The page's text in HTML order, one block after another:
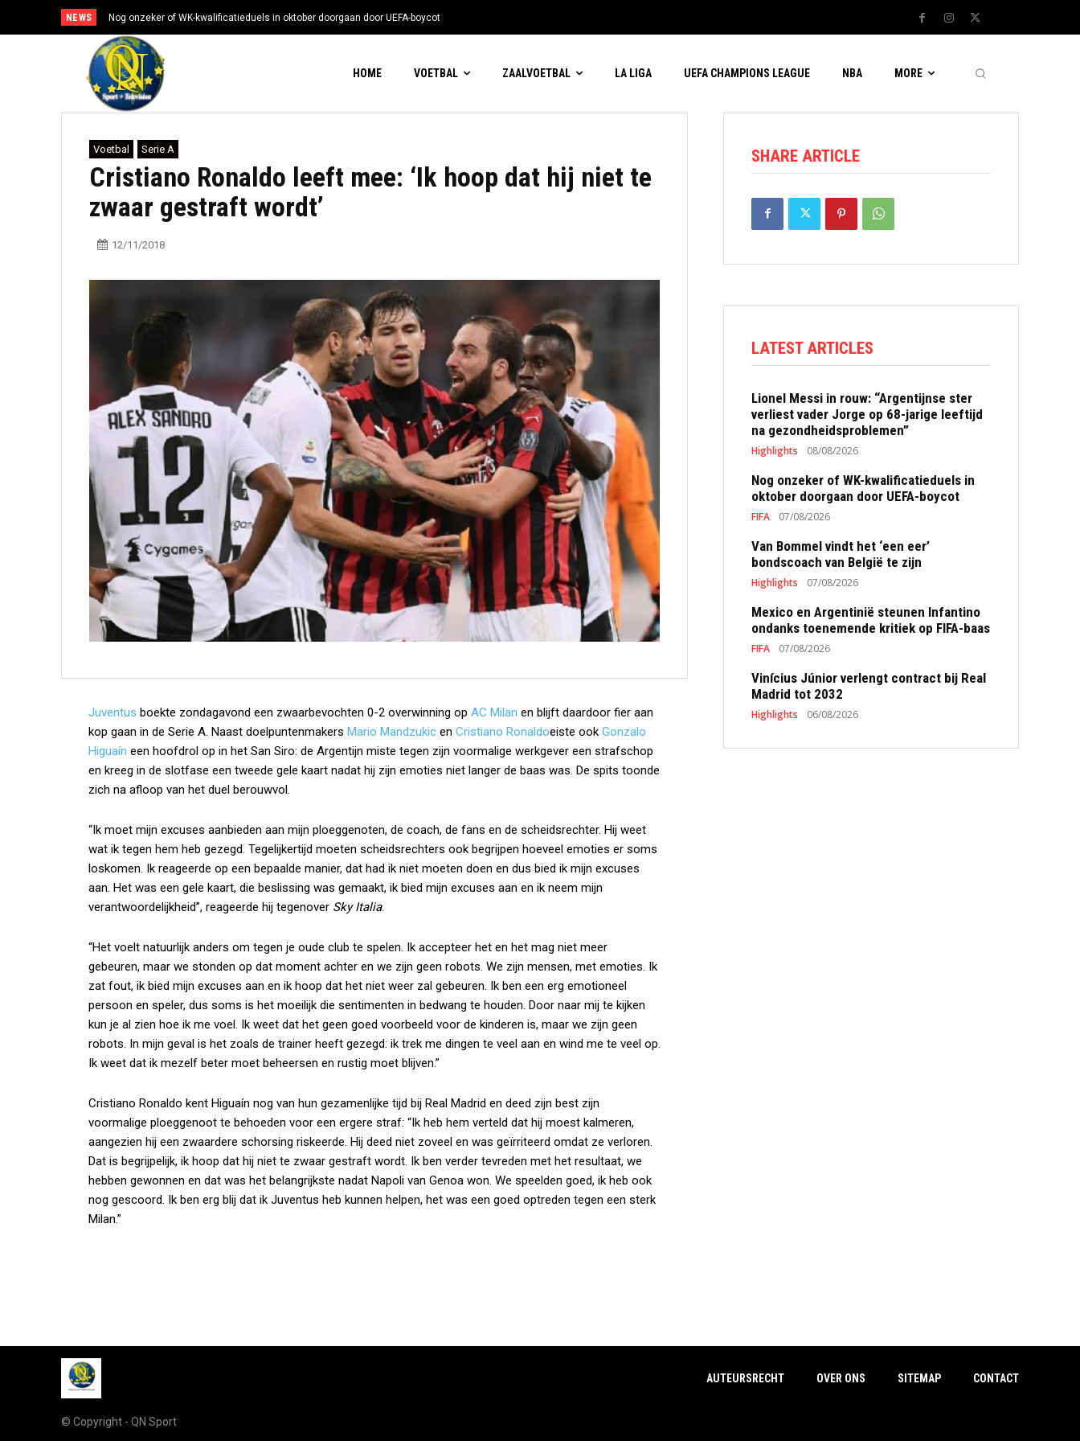
NEWS Nog onzeker of WK-kwalificatieduels in oktober doorgaan door UEFA-boycot
HOME VOETBAL ZAALVOETBAL LA LIGA UEFA CHAMPIONS LEAGUE NBA MORE
Voetbal Serie A
Cristiano Ronaldo leeft mee: ‘Ik hoop dat hij niet te
zwaar gestraft wordt’
12/11/2018
Juventus boekte zondagavond een zwaarbevochten 0-2 overwinning op AC Milan en blijft daardoor fier aan
kop gaan in de Serie A. Naast doelpuntenmakers Mario Mandzukic en Cristiano Ronaldoeiste ook Gonzalo
Higuaín een hoofdrol op in het San Siro: de Argentijn miste tegen zijn voormalige werkgever een strafschop
en kreeg in de slotfase een tweede gele kaart nadat hij zijn emoties niet langer de baas was. De spits toonde
zich na afloop van het duel berouwvol.
“Ik moet mijn excuses aanbieden aan mijn ploeggenoten, de coach, de fans en de scheidsrechter. Hij weet
wat ik tegen hem heb gezegd. Tegelijkertijd moeten scheidsrechters ook begrijpen hoeveel emoties er soms
loskomen. Ik reageerde op een bepaalde manier, dat had ik niet moeten doen en dus bied ik mijn excuses
aan. Het was een gele kaart, die beslissing was gemaakt, ik bied mijn excuses aan en ik neem mijn
verantwoordelijkheid”, reageerde hij tegenover Sky Italia.
“Het voelt natuurlijk anders om tegen je oude club te spelen. Ik accepteer het en het mag niet meer
gebeuren, maar we stonden op dat moment achter en we zijn geen robots. We zijn mensen, met emoties. Ik
zat fout, ik bied mijn excuses aan en ik hoop dat het niet weer zal gebeuren. Ik ben een erg emotioneel
persoon en speler, dus soms is het moeilijk die sentimenten in bedwang te houden. Door naar mij te kijken
kun je al zien hoe ik me voel. Ik weet dat het geen goed voorbeeld voor de kinderen is, maar we zijn geen
robots. In mijn geval is het zoals de trainer heeft gezegd: ik trek me dingen te veel aan en wind me te veel op.
Ik weet dat ik mezelf beter moet beheersen en rustig moet blijven.”
Cristiano Ronaldo kent Higuaín nog van hun gezamenlijke tijd bij Real Madrid en deed zijn best zijn
voormalige ploeggenoot te behoeden voor een ergere straf: “Ik heb hem verteld dat hij moest kalmeren,
aangezien hij een zwaardere schorsing riskeerde. Hij deed niet zoveel en was geïrriteerd omdat ze verloren.
Dat is begrijpelijk, ik hoop dat hij niet te zwaar gestraft wordt. Ik ben verder tevreden met het resultaat, we
hebben gewonnen en dat was het belangrijkste nadat Napoli van Genoa won. We speelden goed, ik heb ook
nog gescoord. Ik ben erg blij dat ik Juventus heb kunnen helpen, het was een goed optreden tegen een sterk
Milan.”
SHARE ARTICLE
LATEST ARTICLES
Lionel Messi in rouw: “Argentijnse ster
verliest vader Jorge op 68-jarige leeftijd
na gezondheidsproblemen”
Highlights 08/08/2026
Nog onzeker of WK-kwalificatieduels in
oktober doorgaan door UEFA-boycot
FIFA 07/08/2026
Van Bommel vindt het ‘een eer’
bondscoach van België te zijn
Highlights 07/08/2026
Mexico en Argentinië steunen Infantino
ondanks toenemende kritiek op FIFA-baas
FIFA 07/08/2026
Vinícius Júnior verlengt contract bij Real
Madrid tot 2032
Highlights 06/08/2026
AUTEURSRECHT OVER ONS SITEMAP CONTACT
© Copyright - QN Sport